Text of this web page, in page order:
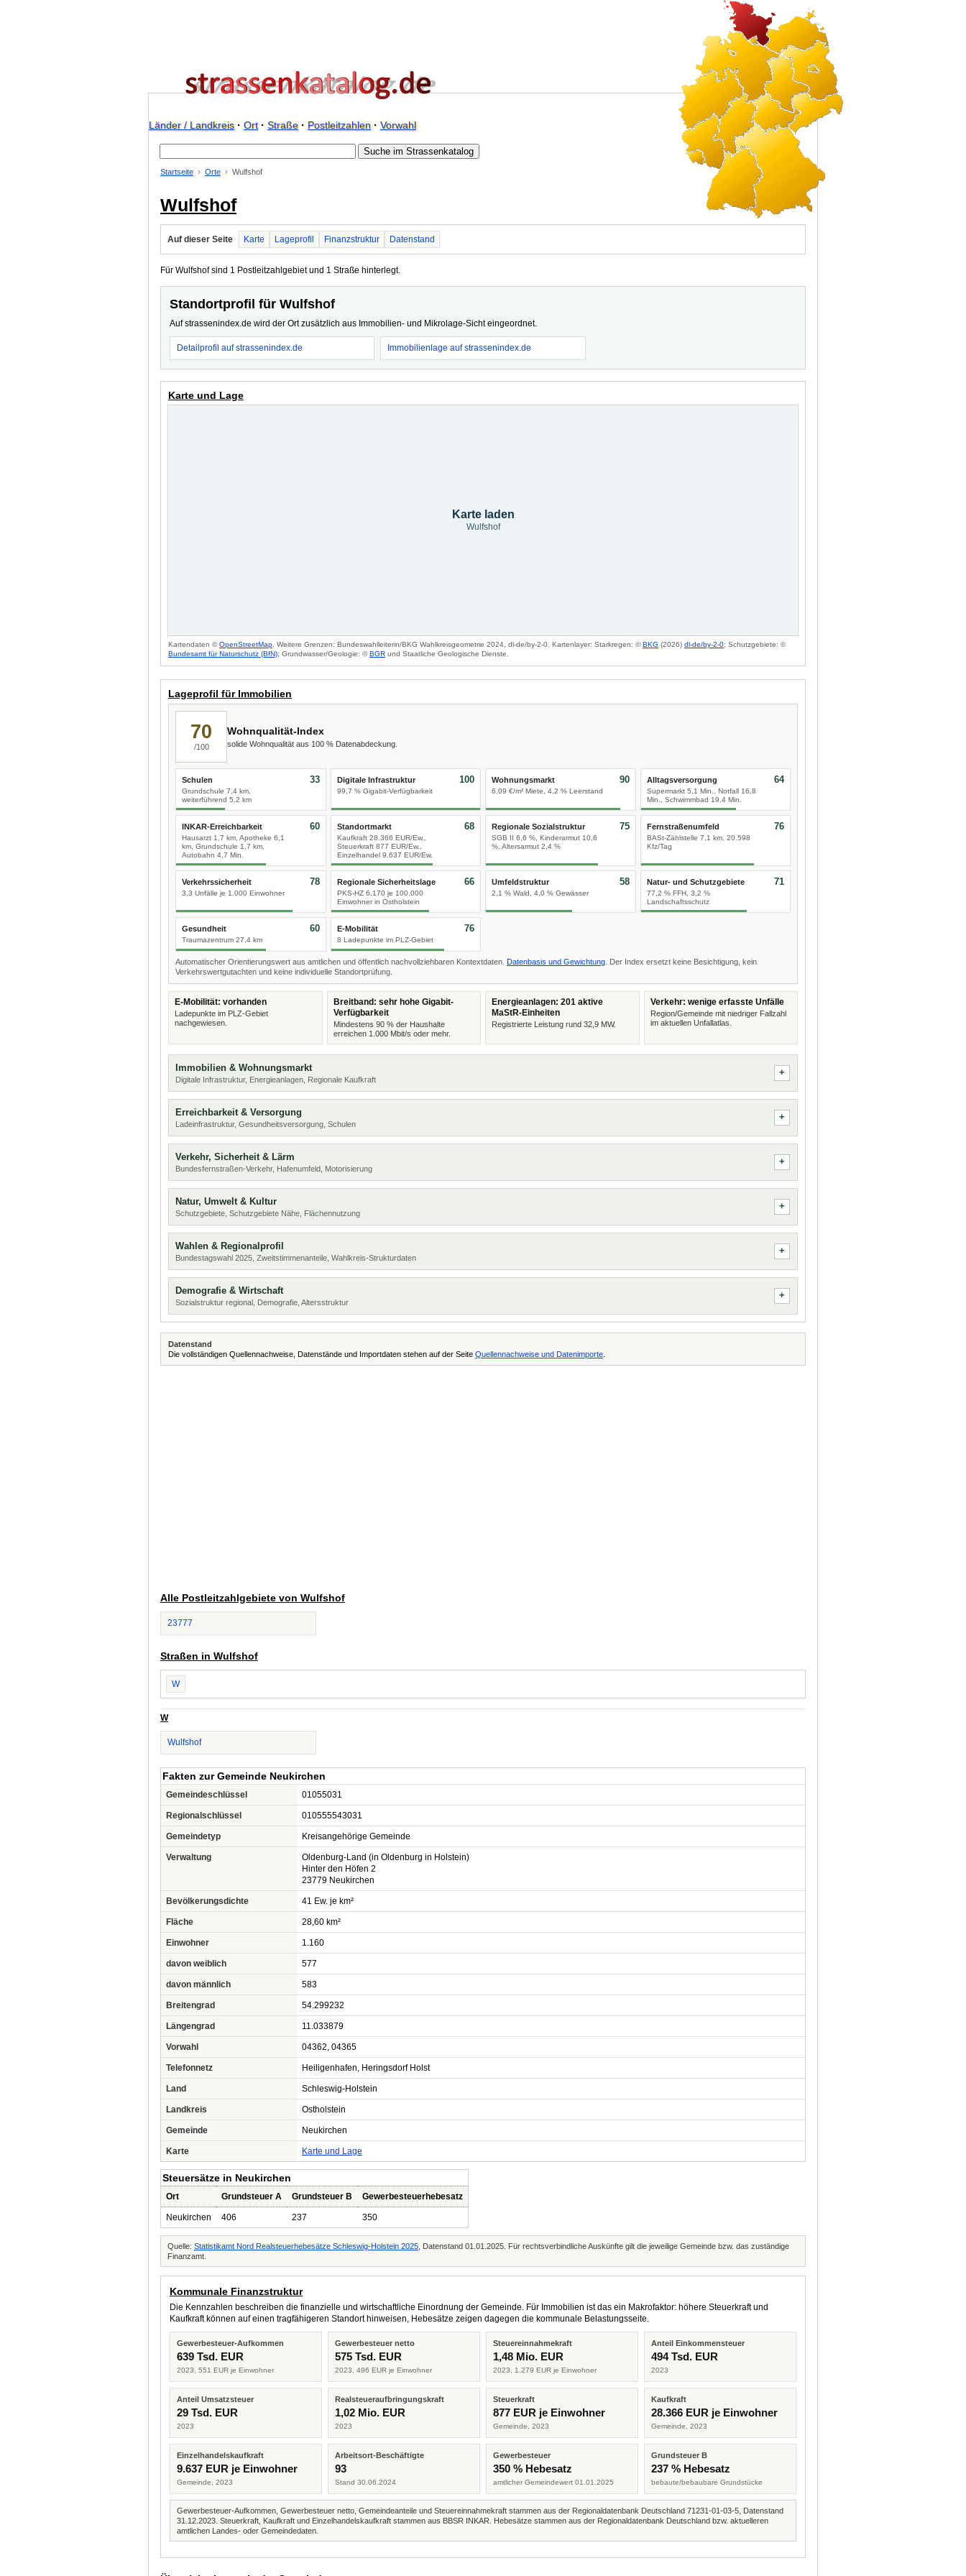
Länder / Landkreis· Ort· Straße· Postleitzahlen· Vorwahl
Startseite Orte Wulfshof
Wulfshof
Auf dieser Seite Karte Lageprofil Finanzstruktur Datenstand
Für Wulfshof sind 1 Postleitzahlgebiet und 1 Straße hinterlegt.
Standortprofil für Wulfshof
Auf strassenindex.de wird der Ort zusätzlich aus Immobilien- und Mikrolage-Sicht eingeordnet.
Detailprofil auf strassenindex.de Immobilienlage auf strassenindex.de
Karte und Lage
Karte laden
Wulfshof
Kartendaten ©OpenStreetMap . Weitere Grenzen: Bundeswahlleiterin/BKG Wahlkreisgeometrie 2024, dl-de/by-2-0. Kartenlayer: Starkregen: ©BKG (2026) dl-de/by-2-0; Schutzgebiete: ©
Bundesamt für Naturschutz (BfN); Grundwasser/Geologie: ©BGR und Staatliche Geologische Dienste.
Lageprofil für Immobilien
70
/100
Wohnqualität-Index
solide Wohnqualität aus 100 % Datenabdeckung.
Schulen
Grundschule 7,4 km,
weiterführend 5,2 km
33 Digitale Infrastruktur
99,7 % Gigabit-Verfügbarkeit
100 Wohnungsmarkt
6,09 €/m² Miete, 4,2 % Leerstand
90 Alltagsversorgung
Supermarkt 5,1 Min., Notfall 16,8
Min., Schwimmbad 19,4 Min.
64
INKAR-Erreichbarkeit
Hausarzt 1,7 km, Apotheke 6,1
km, Grundschule 1,7 km,
Autobahn 4,7 Min.
60 Standortmarkt
Kaufkraft 28.366 EUR/Ew.,
Steuerkraft 877 EUR/Ew.,
Einzelhandel 9.637 EUR/Ew.
68 Regionale Sozialstruktur
SGB II 6,6 %, Kinderarmut 10,6
%, Altersarmut 2,4 %
75 Fernstraßenumfeld
BASt-Zählstelle 7,1 km, 20.598
Kfz/Tag
76
Verkehrssicherheit
3,3 Unfälle je 1.000 Einwohner
78 Regionale Sicherheitslage
PKS-HZ 6.170 je 100.000
Einwohner in Ostholstein
66 Umfeldstruktur
2,1 % Wald, 4,0 % Gewässer
58 Natur- und Schutzgebiete
77,2 % FFH, 3,2 %
Landschaftsschutz
71
Gesundheit
Traumazentrum 27,4 km
60 E-Mobilität
8 Ladepunkte im PLZ-Gebiet
76
Automatischer Orientierungswert aus amtlichen und öffentlich nachvollziehbaren Kontextdaten. Datenbasis und Gewichtung . Der Index ersetzt keine Besichtigung, kein
Verkehrswertgutachten und keine individuelle Standortprüfung.
E-Mobilität: vorhanden
Ladepunkte im PLZ-Gebiet
nachgewiesen.
Breitband: sehr hohe Gigabit-
Verfügbarkeit
Mindestens 90 % der Haushalte
erreichen 1.000 Mbit/s oder mehr.
Energieanlagen: 201 aktive
MaStR-Einheiten
Registrierte Leistung rund 32,9 MW.
Verkehr: wenige erfasste Unfälle
Region/Gemeinde mit niedriger Fallzahl
im aktuellen Unfallatlas.
Immobilien & Wohnungsmarkt
Digitale Infrastruktur, Energieanlagen, Regionale Kaufkraft
Erreichbarkeit & Versorgung
Ladeinfrastruktur, Gesundheitsversorgung, Schulen
Verkehr, Sicherheit & Lärm
Bundesfernstraßen-Verkehr, Hafenumfeld, Motorisierung
Natur, Umwelt & Kultur
Schutzgebiete, Schutzgebiete Nähe, Flächennutzung
Wahlen & Regionalprofil
Bundestagswahl 2025, Zweitstimmenanteile, Wahlkreis-Strukturdaten
Demografie & Wirtschaft
Sozialstruktur regional, Demografie, Altersstruktur
Datenstand
Die vollständigen Quellennachweise, Datenstände und Importdaten stehen auf der Seite Quellennachweise und Datenimporte
Alle Postleitzahlgebiete von Wulfshof
23777
Straßen in Wulfshof
W
W
Wulfshof
Fakten zur Gemeinde Neukirchen
Gemeindeschlüssel 01055031
Regionalschlüssel 010555543031
Gemeindetyp Kreisangehörige Gemeinde
Verwaltung
Oldenburg-Land (in Oldenburg in Holstein)
Hinter den Höfen 2
23779 Neukirchen
Bevölkerungsdichte 41 Ew. je km²
Fläche 28,60 km²
Einwohner 1.160
davon weiblich 577
davon männlich 583
Breitengrad 54.299232
Längengrad 11.033879
Vorwahl 04362, 04365
Telefonnetz Heiligenhafen, Heringsdorf Holst
Land Schleswig-Holstein
Landkreis Ostholstein
Gemeinde Neukirchen
Karte Karte und Lage
Steuersätze in Neukirchen
Ort Grundsteuer A Grundsteuer B Gewerbesteuerhebesatz
Neukirchen 406 237 350
Quelle: Statistikamt Nord Realsteuerhebesätze Schleswig-Holstein 2025 , Datenstand 01.01.2025. Für rechtsverbindliche Auskünfte gilt die jeweilige Gemeinde bzw. das zuständige
Finanzamt.
Kommunale Finanzstruktur
Die Kennzahlen beschreiben die finanzielle und wirtschaftliche Einordnung der Gemeinde. Für Immobilien ist das ein Makrofaktor: höhere Steuerkraft und
Kaufkraft können auf einen tragfähigeren Standort hinweisen, Hebesätze zeigen dagegen die kommunale Belastungsseite.
Gewerbesteuer-Aufkommen
639 Tsd. EUR
2023, 551 EUR je Einwohner
Gewerbesteuer netto
575 Tsd. EUR
2023, 496 EUR je Einwohner
Steuereinnahmekraft
1,48 Mio. EUR
2023, 1.279 EUR je Einwohner
Anteil Einkommensteuer
494 Tsd. EUR
2023
Anteil Umsatzsteuer
29 Tsd. EUR
2023
Realsteueraufbringungskraft
1,02 Mio. EUR
2023
Steuerkraft
877 EUR je Einwohner
Gemeinde, 2023
Kaufkraft
28.366 EUR je Einwohner
Gemeinde, 2023
Einzelhandelskaufkraft
9.637 EUR je Einwohner
Gemeinde, 2023
Arbeitsort-Beschäftigte
93
Stand 30.06.2024
Gewerbesteuer
350 % Hebesatz
amtlicher Gemeindewert 01.01.2025
Grundsteuer B
237 % Hebesatz
bebaute/bebaubare Grundstücke
Gewerbesteuer-Aufkommen, Gewerbesteuer netto, Gemeindeanteile und Steuereinnahmekraft stammen aus der Regionaldatenbank Deutschland 71231-01-03-5, Datenstand
31.12.2023. Steuerkraft, Kaufkraft und Einzelhandelskaufkraft stammen aus BBSR INKAR. Hebesätze stammen aus der Regionaldatenbank Deutschland bzw. aktuelleren
amtlichen Landes- oder Gemeindedaten.